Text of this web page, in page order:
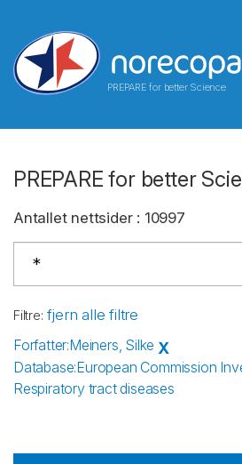
PREPARE for better Science
PREPARE for better
Antallet nettsider: 10997
Filtre: fjern alle filtre
Forfatter:Meiners, Silke X
Database:European Commission
Respiratory tract diseases